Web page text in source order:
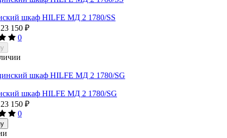
шкаф HILFE МД 2 1780/SS
23 150 ₽
0
шкаф HILFE МД 2 1780/SG
23 150 ₽
0